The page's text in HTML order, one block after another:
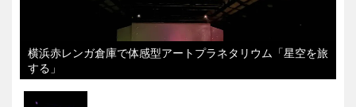
横浜赤レンガ倉庫で体感型アートプラネタリウム「星空を旅
する」